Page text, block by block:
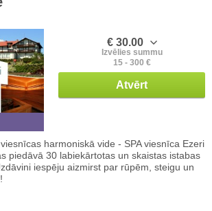
€ 30.00
Izvēlies summu
15 - 300 €
Atvērt
harmoniskā vide - SPA viesnīca Ezeri
piedāvā 30 labiekārtotas un skaistas istabas
iespēju aizmirst par rūpēm, steigu un